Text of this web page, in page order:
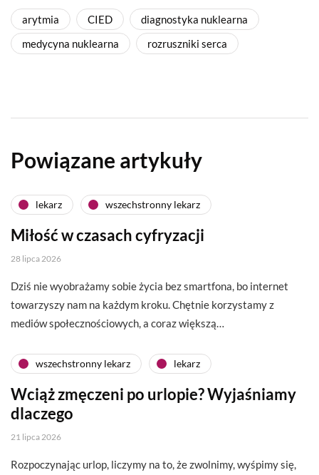
arytmia CIED
diagnostyka nuklearna
medycyna nuklearna
rozruszniki serca
Powiązane artykuły
lekarz wszechstronny lekarz
Miłość w czasach cyfryzacji
28 lipca 2026
Dziś nie wyobrażamy sobie życia bez smartfona, bo internet
towarzyszy nam na każdym kroku. Chętnie korzystamy z
mediów społecznościowych, a coraz większą…
wszechstronny lekarz lekarz
Wciąż zmęczeni po urlopie? Wyjaśniamy
dlaczego
21 lipca 2026
Rozpoczynając urlop, liczymy na to, że zwolnimy, wyśpimy się,